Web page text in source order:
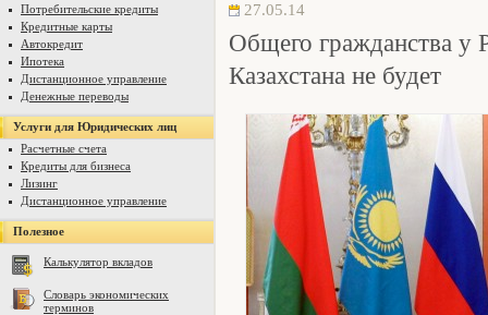
Потребительские кредиты
Кредитные карты
Автокредит
Ипотека
Дистанционное управление
Денежные переводы
Услуги для Юридических лиц
Расчетные счета
Кредиты для бизнеса
Лизинг
Дистанционное управление
Полезное
Калькулятор вкладов
Словарь экономических
терминов
27.05.14
Общего гражданства у
Казахстана не будет